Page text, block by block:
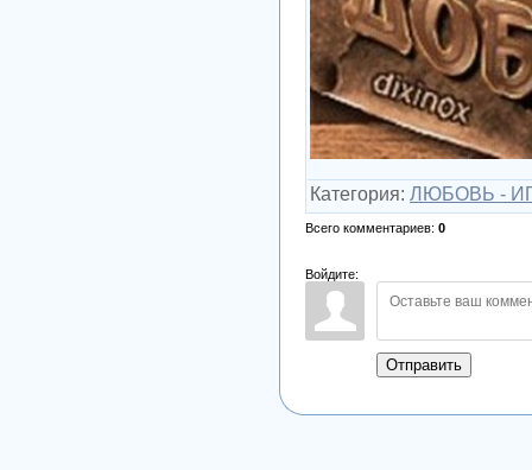
Категория: ЛЮБОВЬ -
Всего комментариев: 0
Войдите:
Отправить